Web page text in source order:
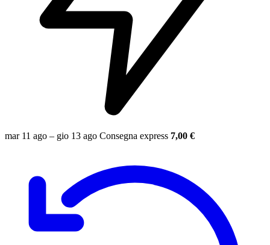
mar 11 ago – gio 13 ago Consegna express 7,00 €